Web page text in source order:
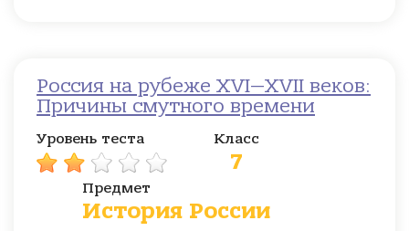
Россия на рубеже XVI—XVII веков:
Причины смутного времени
Уровень теста Класс
7
Предмет
История России